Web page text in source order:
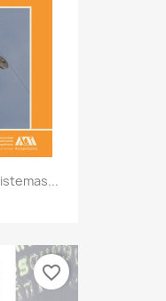
favorite_border